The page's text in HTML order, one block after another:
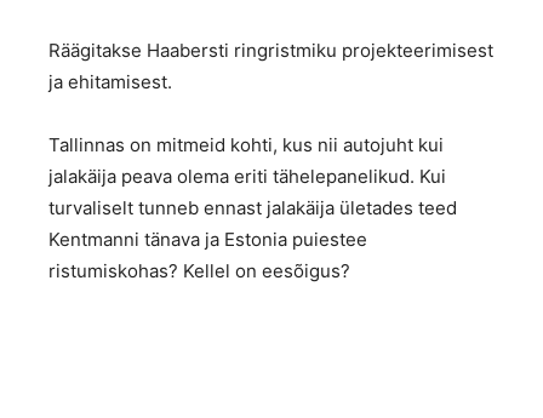
Räägitakse Haabersti ringristmiku projekteerimisest
ja ehitamisest.
Tallinnas on mitmeid kohti, kus nii autojuht kui
jalakäija peava olema eriti tähelepanelikud. Kui
turvaliselt tunneb ennast jalakäija ületades teed
Kentmanni tänava ja Estonia puiestee
ristumiskohas? Kellel on eesõigus?